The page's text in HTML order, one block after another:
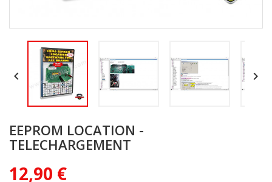
 
EEPROM LOCATION -
TELECHARGEMENT
12,90 €